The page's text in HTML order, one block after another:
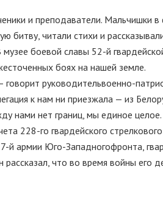
и преподаватели. Мальчишки
битву, читали стихи и
боевой славы 52-й
боях на нашей земле.
руководительвоенно-
к нам ни приезжала — из
нами нет границ, мы единое целое.
228-го гвардейского
й армии Юго-Западногофронта,
что во время войны его